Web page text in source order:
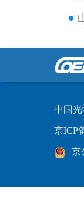
中国光
京ICP
京